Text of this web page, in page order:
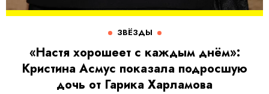
ЗВЁЗДЫ
«Настя хорошеет с каждым днём»:
Кристина Асмус показала подросшую
дочь от Гарика Харламова